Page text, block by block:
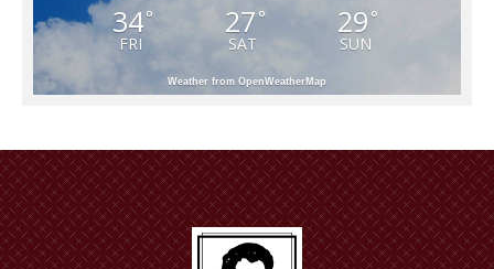
34°
FRI
27°
SAT
29 °
SUN
Weather from OpenWeatherMap